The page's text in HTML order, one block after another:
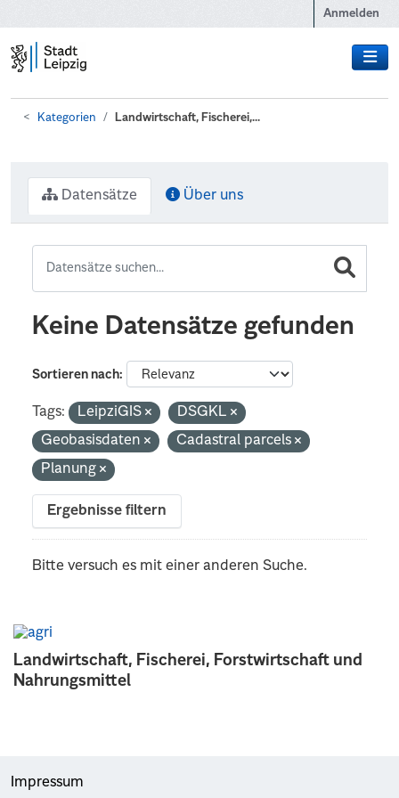
Anmelden
Kategorien Landwirtschaft, Fischerei,...
Landwirtschaft, Fischerei, Forstwirtschaft und
Nahrungsmittel
Datensätze Über uns
Keine Datensätze gefunden
Sortieren nach
Tags: LeipziGIS
DSGKL
Geobasisdaten
Cadastral parcels
Planung
Ergebnisse filtern
Bitte versuch es mit einer anderen Suche.
Impressum